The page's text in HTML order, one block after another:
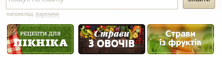
наприклад: вареники